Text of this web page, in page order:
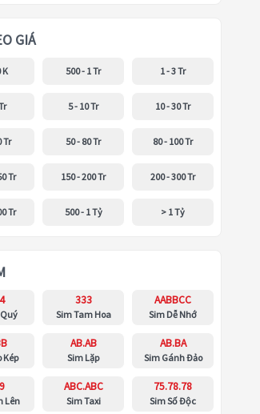
GIÁ
K 500 - 1 Tr 1 - 3 Tr
5 - 10 Tr 10 - 30 Tr
Tr 50 - 80 Tr 80 - 100 Tr
Tr 150 - 200 Tr 200 - 300 Tr
Tr 500 - 1 Tỷ > 1 Tỷ
333
Sim Tam Hoa
AABBCC
Sim Dễ Nhớ
Kép
AB.AB
Sim Lặp
AB.BA
Sim Gánh Đảo
Lên
ABC.ABC
Sim Taxi
75.78.78
Sim Số Độc